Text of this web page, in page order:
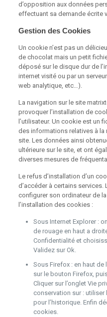
d’opposition aux données
effectuant sa demande écrite
Gestion des Cookies
Un cookie n’est pas un
de chocolat mais un petit
déposé sur le disque dur de
internet visité ou par un
web analytique, etc…).
La navigation sur le site
provoquer l’installation de
l’utilisateur. Un cookie est un
des informations relatives à la
site. Les données ainsi
ultérieure sur le site, et ont
diverses mesures de
Le refus d’installation d’un
d’accéder à certains
configurer son ordinateur de
l’installation des cookies :
Sous Internet Explorer :
de rouage en haut a
Confidentialité et
Validez sur Ok.
Sous Firefox : en haut
sur le bouton Firefox,
Cliquer sur l’onglet Vie
conservation sur :
pour l’historique. Enfin
cookies.